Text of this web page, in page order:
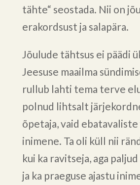
tähte“ seostada. Nii on
erakordsust ja salapära.
Jõulude tähtsus ei päädi
Jeesuse maailma
rullub lahti tema terve
polnud lihtsalt
õpetaja, vaid
inimene. Ta oli küll nii
kui ka ravitseja, aga
ja ka praeguse ajastu